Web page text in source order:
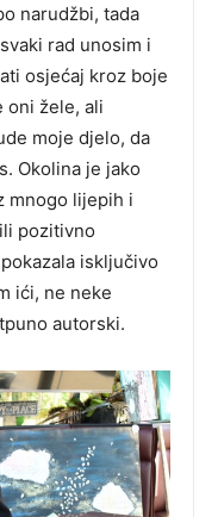
narudžbi, tada
rad unosim i
osjećaj kroz boje
oni žele, ali
moje djelo, da
Okolina je jako
mnogo lijepih i
pozitivno
isključivo
ići, ne neke
autorski.